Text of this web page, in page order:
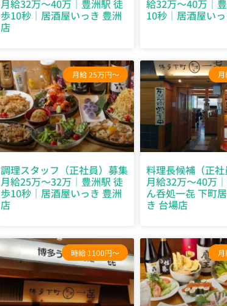
月給32万～40万｜豊洲駅 徒
歩10秒｜居酒屋いっき 豊洲
店
給32万～40万｜
10秒｜居酒屋い
月給 25万円～
調理スタッフ（正社員）募集
月給25万～32万｜豊洲駅 徒
歩10秒｜居酒屋いっき 豊洲
店
料理長候補（正
月給32万～40万
ん呑処一㐂 下町
き 台場店
時給 1100円～